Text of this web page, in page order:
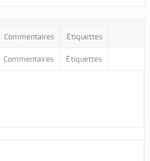
Commentaires Étiquettes
Commentaires Étiquettes